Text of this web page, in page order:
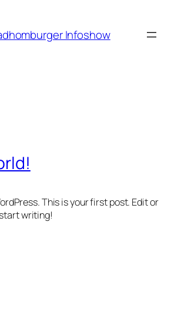
Infoshow
This is your first post. Edit or
writing!